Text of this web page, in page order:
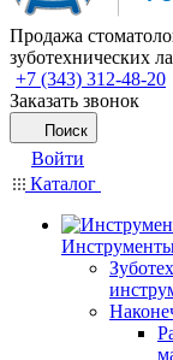
Продажа
зуботехнических
+7 (343) 312-48-20
Заказать звонок
Поиск
Войти
Каталог